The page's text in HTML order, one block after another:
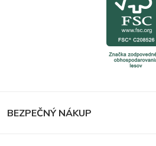
BEZPEČNÝ NÁKUP